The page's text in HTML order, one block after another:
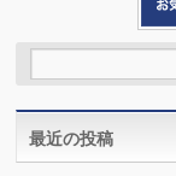
最近の投稿